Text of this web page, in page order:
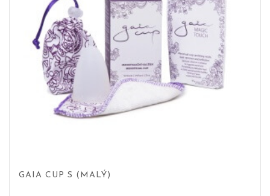
GAIA CUP S (MALÝ)